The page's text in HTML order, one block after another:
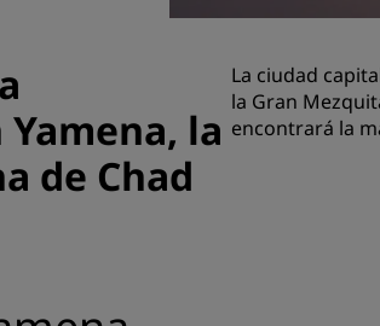
la
de Chad
La ciudad
la Gran
encontrará la